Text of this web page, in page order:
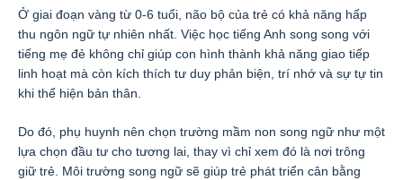
Ở giai đoạn vàng từ 0-6 tuổi, não bộ của trẻ có khả năng hấp
thu ngôn ngữ tự nhiên nhất. Việc học tiếng Anh song song với
tiếng mẹ đẻ không chỉ giúp con hình thành khả năng giao tiếp
linh hoạt mà còn kích thích tư duy phản biện, trí nhớ và sự tự tin
khi thể hiện bản thân.
Do đó, phụ huynh nên chọn trường mầm non song ngữ như một
lựa chọn đầu tư cho tương lai, thay vì chỉ xem đó là nơi trông
giữ trẻ. Môi trường song ngữ sẽ giúp trẻ phát triển cân bằng